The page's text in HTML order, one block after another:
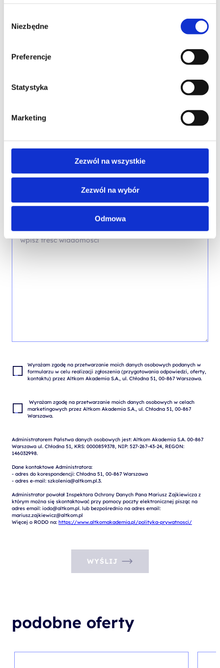
zgody
Niezbędne
Preferencje
Statystyka
Marketing
Zezwól na wszystkie
Zezwól na wybór
Odmowa
TELEFON KONTAKTOWY*
EMAIL*
wybierz województwo
Wyrażam zgodę na przetwarzanie moich danych osobowych podanych w
formularzu w celu realizacji zgłoszenia (przygotowania odpowiedzi, oferty,
marketingowych przez Altkom Akademia S.A., ul. Chłodna 51, 00-867
Administratorem Państwa danych osobowych jest: Altkom Akademia S.A. 00-867
Warszawa ul. Chłodna 51, KRS: 0000859378, NIP: 527-267-43-24, REGON:
146032998.
Dane kontaktowe Administratora:
- adres do korespondencji: Chłodna 51, 00-867 Warszawa
- adres e-mail: szkolenia@altkom.pl.3.
Administrator powołał Inspektora Ochrony Danych Pana Mariusz Zajkiewicza z
którym można się skontaktować przy pomocy poczty elektronicznej pisząc na
adres email: iodo@altkom.pl. lub bezpośrednio na adres email:
mariusz.zajkiewicz@altkom.pl
Więcej o RODO na: https://www.altkomakademia.pl/polityka-prywatnosci/
WYŚLIJ
podobne oferty